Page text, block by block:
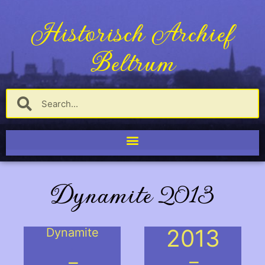
Historisch Archief
Beltrum
Dynamite 2013
Dynamite
2013